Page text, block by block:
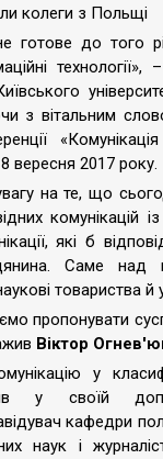
колеги з Польщі
готове до того
технології»,
з вітальним
вересня 2017 року.
на те, що
комунікацій
які б
Саме над
товариства й
пропонувати
Віктор
у
у своїй
кафедри
наук і